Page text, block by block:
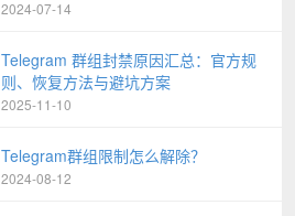
2024-07-14
Telegram 群组封禁原因汇总：官方规
则、恢复方法与避坑方案
2025-11-10
Telegram群组限制怎么解除？
2024-08-12